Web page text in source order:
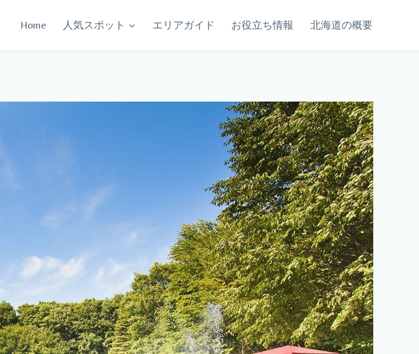
Home 人気スポット エリアガイド お役立ち情報 北海道の概要